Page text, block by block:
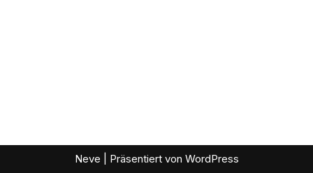
Neve | Präsentiert von WordPress